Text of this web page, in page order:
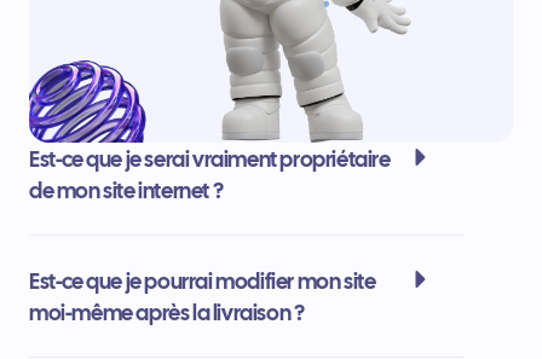
Est-ce que je serai vraiment propriétaire
de mon site internet ?
Est-ce que je pourrai modifier mon site
moi-même après la livraison ?